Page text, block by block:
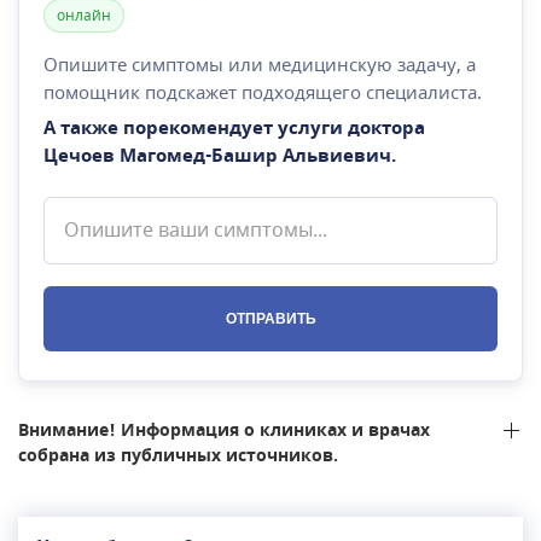
онлайн
Опишите симптомы или медицинскую задачу, а
помощник подскажет подходящего специалиста.
А также порекомендует услуги доктора
Цечоев Магомед-Башир Альвиевич.
ОТПРАВИТЬ
Внимание! Информация о клиниках и врачах
собрана из публичных источников.